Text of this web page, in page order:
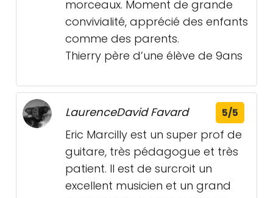
morceaux. Moment de grande
convivialité, apprécié des enfants
comme des parents.
Thierry père d’une élève de 9ans
LaurenceDavid Favard 5/5
Eric Marcilly est un super prof de
guitare, très pédagogue et très
patient. Il est de surcroit un
excellent musicien et un grand